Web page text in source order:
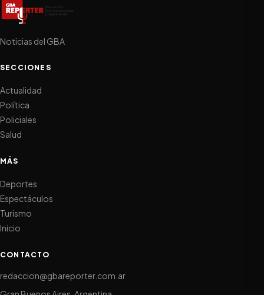
Noticias del GBA
SECCIONES
Actualidad
Política
Policiales
Salud
MÁS
Deportes
Espectáculos
Turismo
Inicio
CONTACTO
redaccion@gbareporter.com.ar